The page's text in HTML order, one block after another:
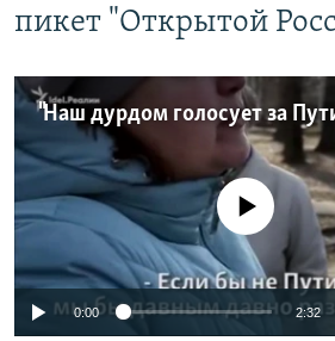
пикет "Открытой
No media source
0:00 2:32